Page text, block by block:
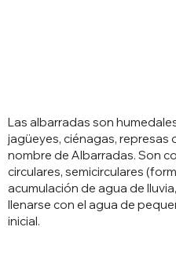
Las albarradas son
jagüeyes, ciénagas, represas
nombre de Albarradas. Son
circulares, semicirculares
acumulación de agua de
llenarse con el agua de
inicial.